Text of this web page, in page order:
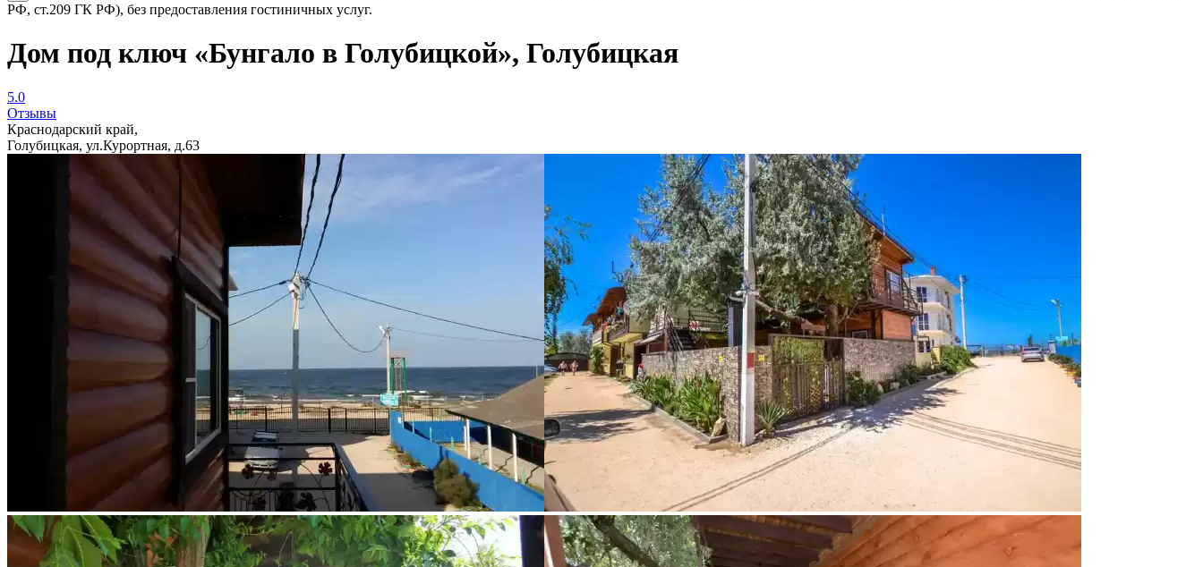
РФ, ст.209 ГК РФ), без предоставления гостиничных услуг.
Дом под ключ «Бунгало в Голубицкой», Голубицкая
5.0
Отзывы
Краснодарский край,
Голубицкая, ул.Курортная, д.63